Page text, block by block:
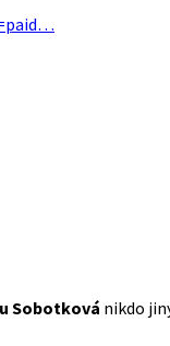
Sobotková nikdo